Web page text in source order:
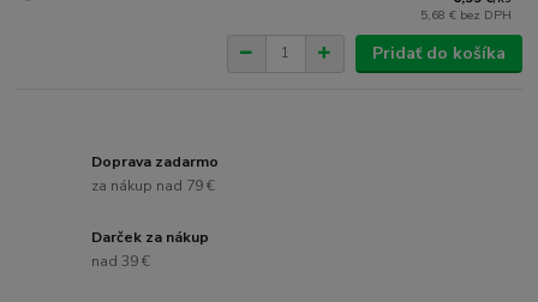
5,68 € bez DPH
Pridať do košíka
Doprava zadarmo
za nákup nad 79 €
Darček za nákup
nad 39 €